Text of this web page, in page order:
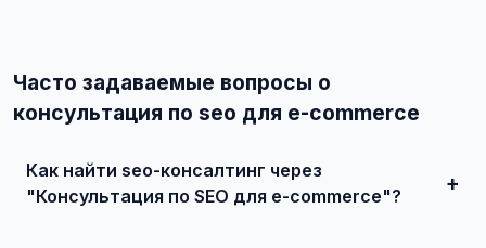
Часто задаваемые вопросы о
консультация по seo для e-commerce
Как найти seo-консалтинг через
"Консультация по SEO для e-commerce"?